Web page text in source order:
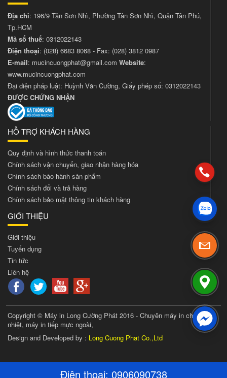
Điện thoại: 0906090738
Địa chỉ: 196/9 Tân Sơn Nhì, Phường Tân Sơn Nhì, Quận Tân Phú,
Tp.HCM
Mã số thuế: 0312022143
Điện thoại: (028) 6683 8068 - Fax: (028) 3812 0987
E-mail: mucincuongphat@gmail.com Website:
www.mucincuongphat.com
Đại diện pháp luật: Huỳnh Văn Cường, Giấy phép số: 0312022143
ĐƯỢC CHỨNG NHẬN
HỖ TRỢ KHÁCH HÀNG
Quy định và hình thức thanh toán
Chính sách vận chuyển, giao nhận hàng hóa
Chính sách bảo hành sản phẩm
Chính sách đổi và trả hàng
Chính sách bảo mật thông tin khách hàng
GIỚI THIỆU
Giới thiệu
Tuyển dụng
Tin tức
Liên hệ
Copyright © Máy in Long Cường Phát 2016 - Chuyên máy in chuyển
nhiệt, máy in tiếp mực ngoài,
Design and Developed by : Long Cuong Phat Co.,Ltd